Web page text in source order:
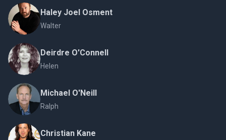
Haley Joel Osment
Walter
Deirdre O'Connell
Helen
Michael O'Neill
Ralph
Christian Kane